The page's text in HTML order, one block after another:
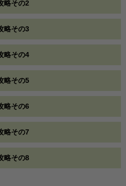
略その2
略その3
略その4
略その5
略その6
略その7
略その8